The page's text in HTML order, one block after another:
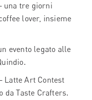
una tre giorni
lover, insieme
evento legato alle
Latte Art Contest
da Taste Crafters.